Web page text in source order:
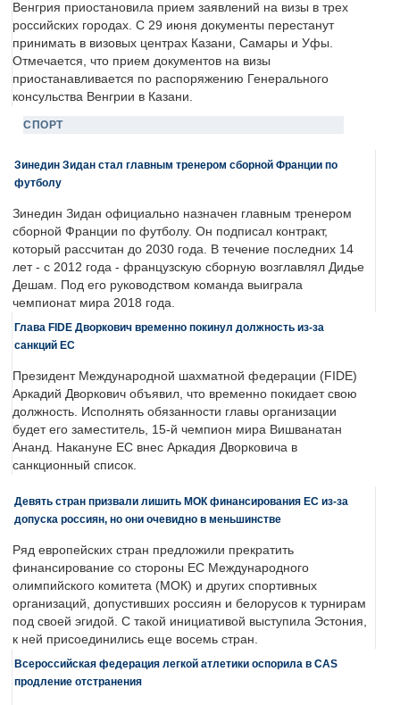
Венгрия приостановила прием заявлений на визы в трех
российских городах. С 29 июня документы перестанут
принимать в визовых центрах Казани, Самары и Уфы.
Отмечается, что прием документов на визы
приостанавливается по распоряжению Генерального
консульства Венгрии в Казани.
СПОРТ
Зинедин Зидан стал главным тренером сборной Франции по
футболу
Зинедин Зидан официально назначен главным тренером
сборной Франции по футболу. Он подписал контракт,
который рассчитан до 2030 года. В течение последних 14
лет - с 2012 года - французскую сборную возглавлял Дидье
Дешам. Под его руководством команда выиграла
чемпионат мира 2018 года.
Глава FIDE Дворкович временно покинул должность из-за
санкций ЕС
Президент Международной шахматной федерации (FIDE)
Аркадий Дворкович объявил, что временно покидает свою
должность. Исполнять обязанности главы организации
будет его заместитель, 15-й чемпион мира Вишванатан
Ананд. Накануне ЕС внес Аркадия Дворковича в
санкционный список.
Девять стран призвали лишить МОК финансирования ЕС из-за
допуска россиян, но они очевидно в меньшинстве
Ряд европейских стран предложили прекратить
финансирование со стороны ЕС Международного
олимпийского комитета (МОК) и других спортивных
организаций, допустивших россиян и белорусов к турнирам
под своей эгидой. С такой инициативой выступила Эстония,
к ней присоединились еще восемь стран.
Всероссийская федерация легкой атлетики оспорила в CAS
продление отстранения